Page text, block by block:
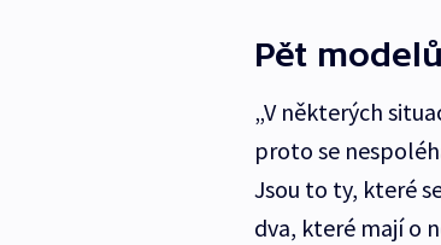
Pět
„V některých
proto se
Jsou to ty, které
dva, které mají o